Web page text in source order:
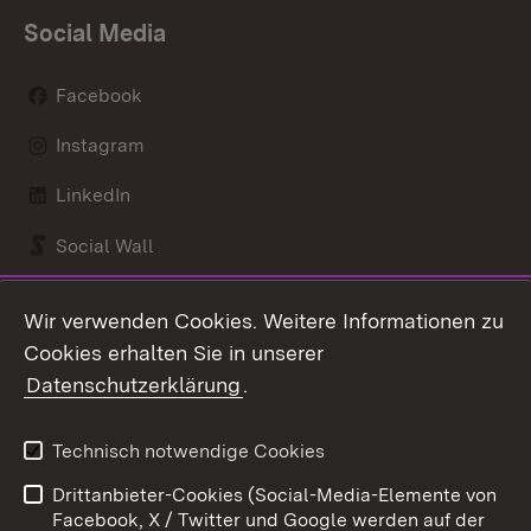
Social Media
Facebook
Instagram
LinkedIn
Social Wall
Kontakt
Barrierefreiheit
Impressum
Cookies
Wir verwenden Cookies. Weitere Informationen zu
Cookies erhalten Sie in unserer
Datenschutzerklärung.
Technisch notwendige Cookies
Drittanbieter-Cookies (Social-Media-Elemente von
Facebook, X / Twitter und Google werden auf der